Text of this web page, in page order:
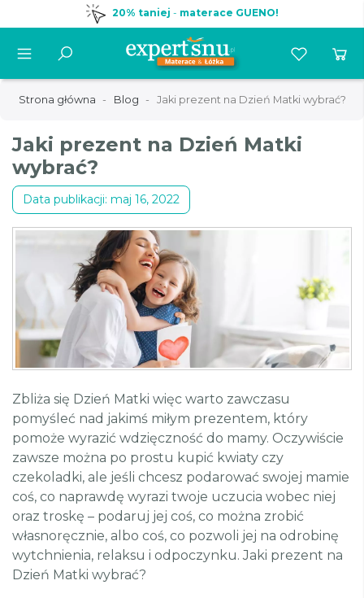
20% taniej - materace GUENO!
Strona główna Blog Jaki prezent na Dzień Matki wybrać?
Jaki prezent na Dzień Matki
wybrać?
Data publikacji: maj 16, 2022
Zbliża się Dzień Matki więc warto zawczasu
pomyśleć nad jakimś miłym prezentem, który
pomoże wyrazić wdzięczność do mamy. Oczywiście
zawsze można po prostu kupić kwiaty czy
czekoladki, ale jeśli chcesz podarować swojej mamie
coś, co naprawdę wyrazi twoje uczucia wobec niej
oraz troskę – podaruj jej coś, co można zrobić
własnoręcznie, albo coś, co pozwoli jej na odrobinę
wytchnienia, relaksu i odpoczynku. Jaki prezent na
Dzień Matki wybrać?